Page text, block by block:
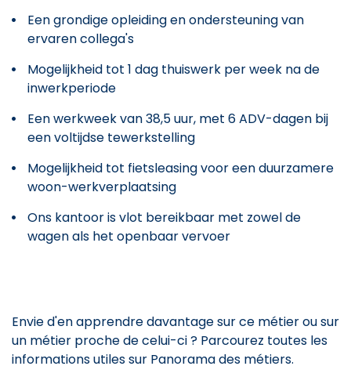
Een grondige opleiding en ondersteuning van
ervaren collega's
Mogelijkheid tot 1 dag thuiswerk per week na de
inwerkperiode
Een werkweek van 38,5 uur, met 6 ADV-dagen bij
een voltijdse tewerkstelling
Mogelijkheid tot fietsleasing voor een duurzamere
woon-werkverplaatsing
Ons kantoor is vlot bereikbaar met zowel de
wagen als het openbaar vervoer
Envie d'en apprendre davantage sur ce métier ou sur
un métier proche de celui-ci ? Parcourez toutes les
informations utiles sur Panorama des métiers.